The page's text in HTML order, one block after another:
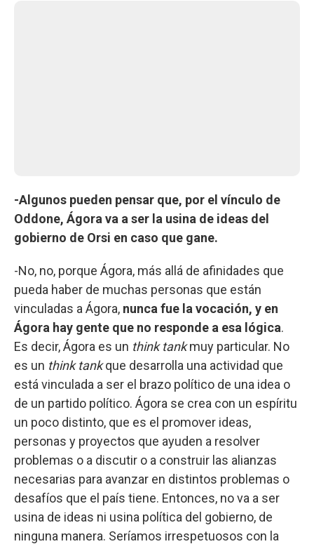
-Algunos pueden pensar que, por el vínculo de
Oddone, Ágora va a ser la usina de ideas del
gobierno de Orsi en caso que gane.
-No, no, porque Ágora, más allá de afinidades que
pueda haber de muchas personas que están
vinculadas a Ágora, nunca fue la vocación, y en
Ágora hay gente que no responde a esa lógica.
Es decir, Ágora es un think tankmuy particular. No
es un think tankque desarrolla una actividad que
está vinculada a ser el brazo político de una idea o
de un partido político. Ágora se crea con un espíritu
un poco distinto, que es el promover ideas,
personas y proyectos que ayuden a resolver
problemas o a discutir o a construir las alianzas
necesarias para avanzar en distintos problemas o
desafíos que el país tiene. Entonces, no va a ser
usina de ideas ni usina política del gobierno, de
ninguna manera. Seríamos irrespetuosos con la